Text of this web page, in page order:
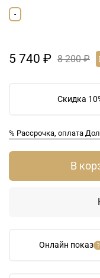
Скидка
% Рассрочка, оплата
-
5 740 ₽ 8 200 ₽
Онлайн показ
В